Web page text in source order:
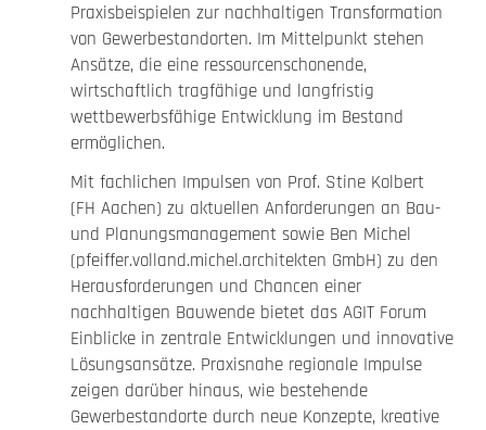
Praxisbeispielen zur nachhaltigen Transformation
von Gewerbestandorten. Im Mittelpunkt stehen
Ansätze, die eine ressourcenschonende,
wirtschaftlich tragfähige und langfristig
wettbewerbsfähige Entwicklung im Bestand
ermöglichen.
Mit fachlichen Impulsen von Prof. Stine Kolbert
(FH Aachen) zu aktuellen Anforderungen an Bau-
und Planungsmanagement sowie Ben Michel
(pfeiffer.volland.michel.architekten GmbH) zu den
Herausforderungen und Chancen einer
nachhaltigen Bauwende bietet das AGIT Forum
Einblicke in zentrale Entwicklungen und innovative
Lösungsansätze. Praxisnahe regionale Impulse
zeigen darüber hinaus, wie bestehende
Gewerbestandorte durch neue Konzepte, kreative